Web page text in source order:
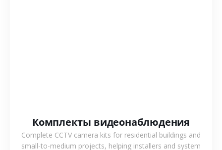
Комплекты видеонаблюдения
Complete CCTV camera kits for residential buildings and
small-to-medium projects, helping installers and system